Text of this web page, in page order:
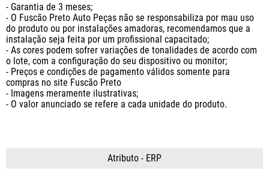
- Garantia de 3 meses;
- O Fuscão Preto Auto Peças não se responsabiliza por mau uso
do produto ou por instalações amadoras, recomendamos que a
instalação seja feita por um profissional capacitado;
- As cores podem sofrer variações de tonalidades de acordo com
o lote, com a configuração do seu dispositivo ou monitor;
- Preços e condições de pagamento válidos somente para
compras no site Fuscão Preto
- Imagens meramente ilustrativas;
- O valor anunciado se refere a cada unidade do produto.
Atributo - ERP